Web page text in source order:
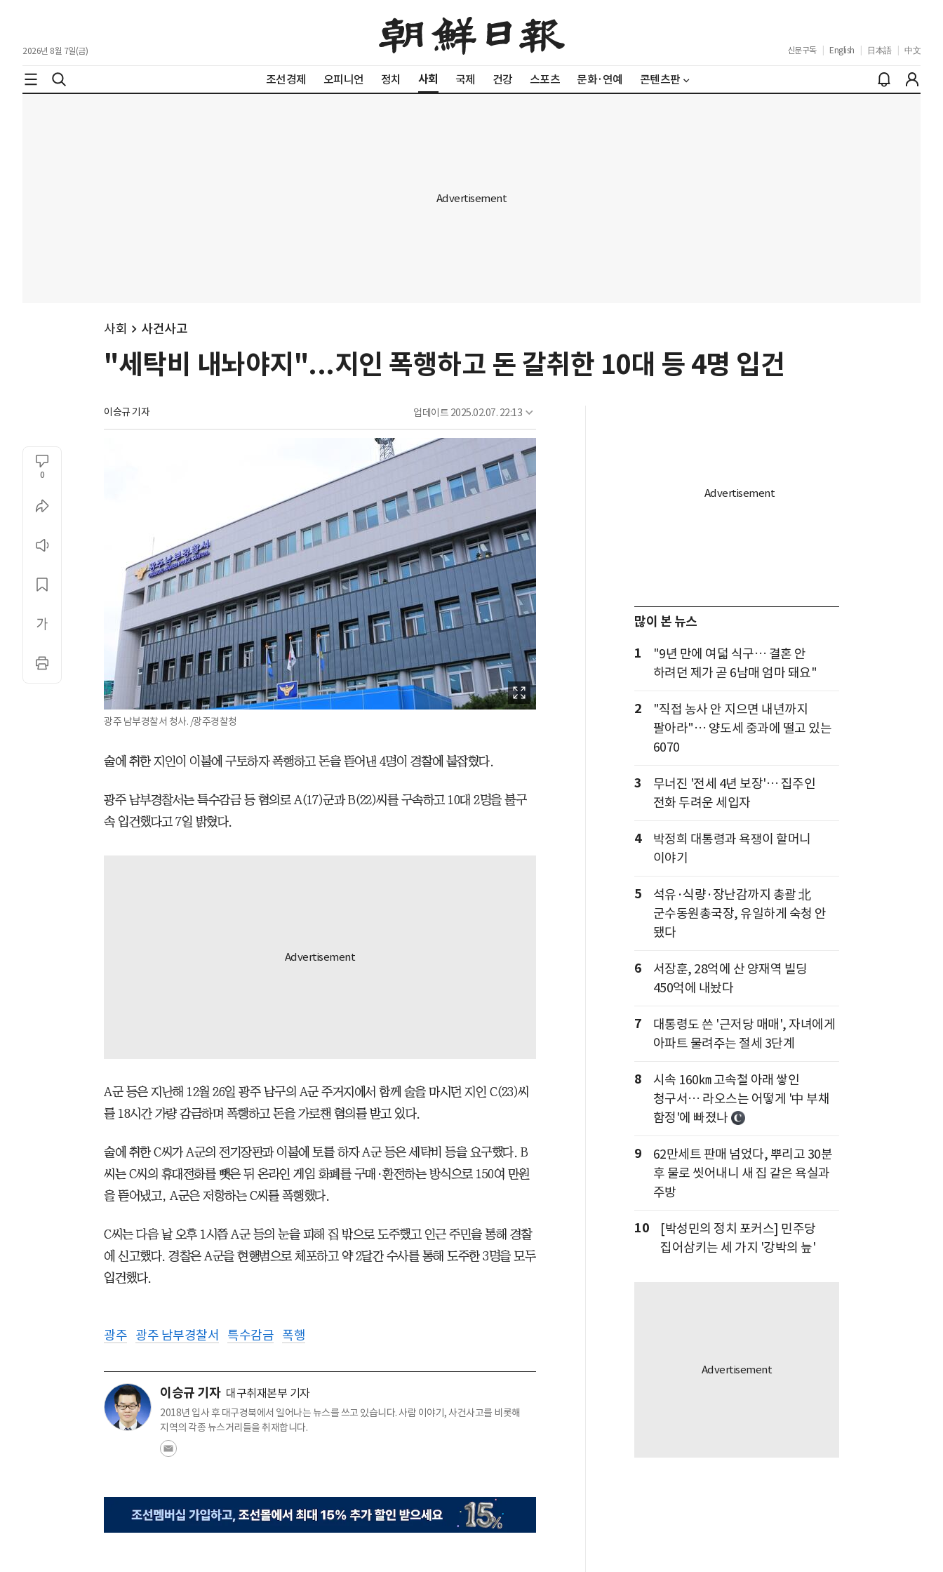
2026년 8월 7일(금) 신문구독 English 日本語 中文
조선경제 오피니언 정치 사회 국제 건강 스포츠 문화·연예 콘텐츠판
사회 사건사고
"세탁비 내놔야지"...지인 폭행하고 돈 갈취한 10대 등 4명 입건
이승규 기자 업데이트 2025.02.07. 22:13
0
광주 남부경찰서 청사. /광주경찰청
술에 취한 지인이 이불에 구토하자 폭행하고 돈을 뜯어낸 4명이 경찰에 붙잡혔다.
광주 남부경찰서는 특수감금 등 혐의로 A(17)군과 B(22)씨를 구속하고 10대 2명을 불구
속 입건했다고 7일 밝혔다.
A군 등은 지난해 12월 26일 광주 남구의 A군 주거지에서 함께 술을 마시던 지인 C(23)씨
를 18시간 가량 감금하며 폭행하고 돈을 가로챈 혐의를 받고 있다.
술에 취한 C씨가 A군의 전기장판과 이불에 토를 하자 A군 등은 세탁비 등을 요구했다. B
씨는 C씨의 휴대전화를 뺏은 뒤 온라인 게임 화폐를 구매·환전하는 방식으로 150여 만원
을 뜯어냈고, A군은 저항하는 C씨를 폭행했다.
C씨는 다음 날 오후 1시쯤 A군 등의 눈을 피해 집 밖으로 도주했고 인근 주민을 통해 경찰
에 신고했다. 경찰은 A군을 현행범으로 체포하고 약 2달간 수사를 통해 도주한 3명을 모두
입건했다.
광주 광주 남부경찰서 특수감금 폭행
이승규 기자 대구취재본부 기자
2018년 입사 후 대구경북에서 일어나는 뉴스를 쓰고 있습니다. 사람 이야기, 사건사고를 비롯해
지역의 각종 뉴스거리들을 취재합니다.
많이 본 뉴스
1
"9년 만에 여덟 식구… 결혼 안
하려던 제가 곧 6남매 엄마 돼요"
2
"직접 농사 안 지으면 내년까지
팔아라"… 양도세 중과에 떨고 있는
6070
3
무너진 '전세 4년 보장'… 집주인
전화 두려운 세입자
4
박정희 대통령과 욕쟁이 할머니
이야기
5
석유·식량·장난감까지 총괄 北
군수동원총국장, 유일하게 숙청 안
됐다
6
서장훈, 28억에 산 양재역 빌딩
450억에 내놨다
7
대통령도 쓴 '근저당 매매', 자녀에게
아파트 물려주는 절세 3단계
8
시속 160㎞ 고속철 아래 쌓인
청구서… 라오스는 어떻게 '中 부채
함정'에 빠졌나
9
62만세트 판매 넘었다, 뿌리고 30분
후 물로 씻어내니 새 집 같은 욕실과
주방
10
[박성민의 정치 포커스] 민주당
집어삼키는 세 가지 '강박의 늪'